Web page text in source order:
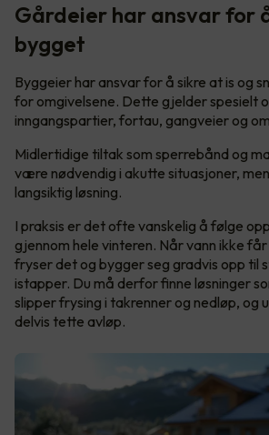
Gårdeier har ansvar for
bygget
Byggeier har ansvar for å sikre at is og
for omgivelsene. Dette gjelder spesielt
inngangspartier, fortau, gangveier og
Midlertidige tiltak som sperrebånd og
være nødvendig i akutte situasjoner,
langsiktig løsning.
I praksis er det ofte vanskelig å følge
gjennom hele vinteren. Når vann ikke
fryser det og bygger seg gradvis opp til
istapper. Du må derfor finne løsninger
slipper frysing i takrenner og nedløp, og
delvis tette avløp.